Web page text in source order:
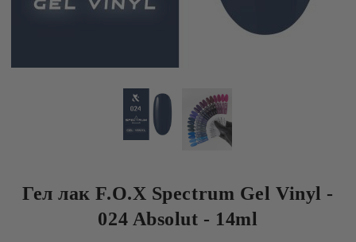
Гел лак F.O.X Spectrum Gel Vinyl -
024 Absolut - 14ml